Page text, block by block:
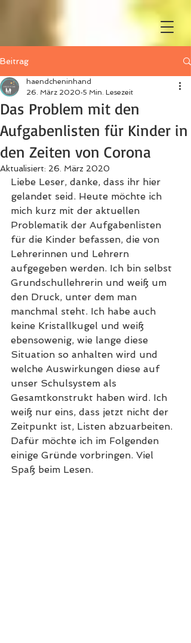
Beitrag
Das Problem mit den
Aufgabenlisten für Kinder in
den Zeiten von Corona
haendcheninhand
26. März 2020 5 Min. Lesezeit
Aktualisiert: 26. März 2020
Liebe Leser, danke, dass ihr hier
gelandet seid. Heute möchte ich
mich kurz mit der aktuellen
Problematik der Aufgabenlisten
für die Kinder befassen, die von
Lehrerinnen und Lehrern
aufgegeben werden. Ich bin selbst
Grundschullehrerin und weiß um
den Druck, unter dem man
manchmal steht. Ich habe auch
keine Kristallkugel und weiß
ebensowenig, wie lange diese
Situation so anhalten wird und
welche Auswirkungen diese auf
unser Schulsystem als
Gesamtkonstrukt haben wird. Ich
weiß nur eins, dass jetzt nicht der
Zeitpunkt ist, Listen abzuarbeiten.
Dafür möchte ich im Folgenden
einige Gründe vorbringen. Viel
Spaß beim Lesen.